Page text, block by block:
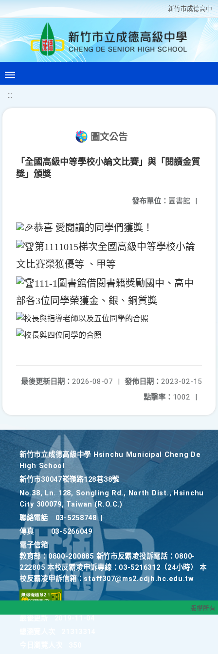
新竹巿成德高中
:::
圖文公告
「全國高級中等學校小論文比賽」與「閱讀金質
獎」頒獎
發布單位： 圖書館 |
恭喜 愛閱讀的同學們獲獎！
第1111015梯次全國高級中等學校小論
文比賽榮獲優等 、甲等
111-1圖書館借閱書籍獎勵國中、高中
部各3位同學榮獲金、銀、銅質獎
發佈日期： 2023-02-15
最後更新日期： 2026-08-07
|
點擊率： 1002 |
新竹巿立成德高級中學 Hsinchu Municipal Cheng De
High School
新竹巿30047崧嶺路128巷38號
No.38, Ln. 128, Songling Rd., North Dist., Hsinchu
City 300079, Taiwan (R.O.C.)
聯絡電話
03-5258748
傳真
03-5266049
電子信箱
教育部：0800-200885 新竹市反霸凌投訴電話：0800-
222805 本校反霸凌申訴專線：03-5216312（24小時） 本
校反霸凌申訴信箱：staff307@ms2.cdjh.hc.edu.tw
版權所有